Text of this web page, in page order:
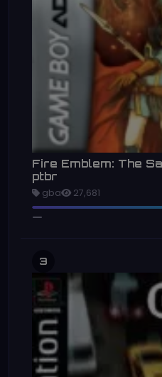
Fire Emblem: The
ptbr
gba 27,681
3